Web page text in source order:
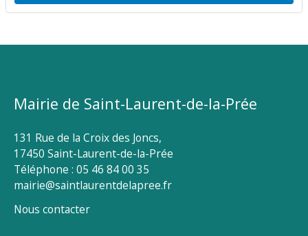
Mairie de Saint-Laurent-de-la-Prée
131 Rue de la Croix des Joncs,
17450 Saint-Laurent-de-la-Prée
Téléphone : 05 46 84 00 35
mairie@saintlaurentdelapree.fr
Nous contacter